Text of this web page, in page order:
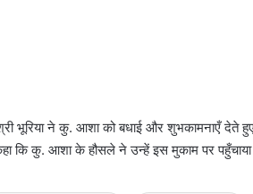
भूरिया ने कु. आशा को बधाई और शुभकामनाएँ देते हुए
कि कु. आशा के हौसले ने उन्हें इस मुकाम पर